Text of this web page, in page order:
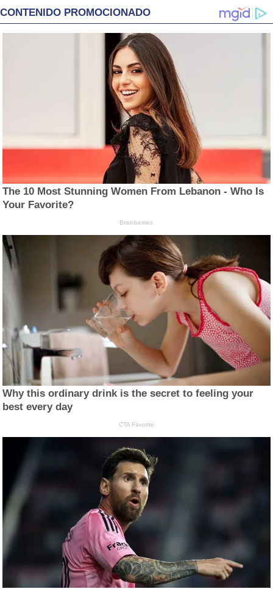
CONTENIDO PROMOCIONADO
The 10 Most Stunning Women From Lebanon - Who Is
Your Favorite?
Brainberries
Why this ordinary drink is the secret to feeling your
best every day
CTA Favorite